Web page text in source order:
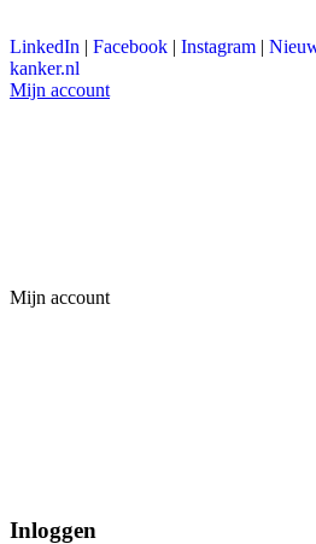
LinkedIn | Facebook | Instagram |
kanker.nl
Mijn account
Mijn account
Inloggen